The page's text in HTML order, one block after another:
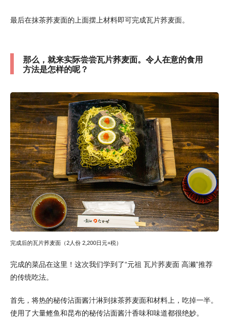
最后在抹茶荞麦面的上面摆上材料即可完成瓦片荞麦面。
那么，就来实际尝尝瓦片荞麦面。令人在意的食用
方法是怎样的呢？
完成后的瓦片荞麦面（2人份 2,200日元+税）
完成的菜品在这里！这次我们学到了“元祖 瓦片荞麦面 高濑”推荐
的传统吃法。
首先，将热的秘传沾面酱汁淋到抹茶荞麦面和材料上，吃掉一半。
使用了大量鲣鱼和昆布的秘传沾面酱汁香味和味道都很绝妙。